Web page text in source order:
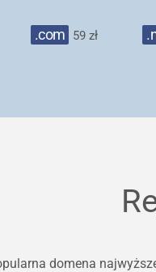
.com 59 zł
domena